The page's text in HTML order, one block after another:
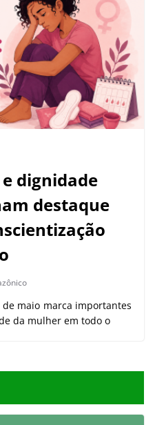
dignidade
destaque
maio marca importantes
da mulher em todo o